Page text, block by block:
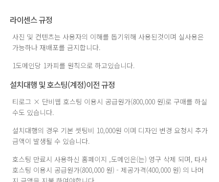
라이센스 규정
사진 및 컨텐츠는 사용자의 이해를 돕기위해 사용된것이며 실사용은
가능하나 재배포를 금지합니다.
1도메인당 1카피를 원칙으로 하고있습니다.
설치대행 및 호스팅(계정)이전 규정
티로그 × 단비웹 호스팅 이용시 공급원가(800,000 원)로 구매를 하실
수도 있습니다.
설치대행의 경우 기본 셋팅비 10,000원 이며 디자인 변경 요청시 추가
금액이 발생될 수 있습니다.
호스팅 만료시 사용하신 홈페이지 ,도메인은(는) 영구 삭제 되며, 타사
호스팅 이용시 공급원가(800,000 원) - 제공가격(400,000 원) 의 나머